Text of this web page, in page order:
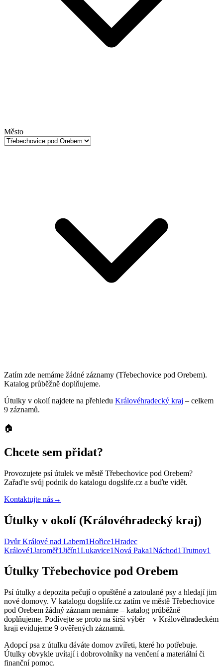
Město
Zatím zde nemáme žádné záznamy (Třebechovice pod Orebem).
Katalog průběžně doplňujeme.
Útulky v okolí najdete na přehledu Královéhradecký kraj – celkem
9 záznamů.
🏠
Chcete sem přidat?
Provozujete psí útulek ve městě Třebechovice pod Orebem?
Zařaďte svůj podnik do katalogu dogslife.cz a buďte vidět.
Kontaktujte nás→
Útulky v okolí (Královéhradecký kraj)
Dvůr Králové nad Labem1Hořice1Hradec
Králové1Jaroměř1Jičín1Lukavice1Nová Paka1Náchod1Trutnov1
Útulky Třebechovice pod Orebem
Psí útulky a depozita pečují o opuštěné a zatoulané psy a hledají jim
nové domovy. V katalogu dogslife.cz zatím ve městě Třebechovice
pod Orebem žádný záznam nemáme – katalog průběžně
doplňujeme. Podívejte se proto na širší výběr – v Královéhradeckém
kraji evidujeme 9 ověřených záznamů.
Adopcí psa z útulku dáváte domov zvířeti, které ho potřebuje.
Útulky obvykle uvítají i dobrovolníky na venčení a materiální či
finanční pomoc.